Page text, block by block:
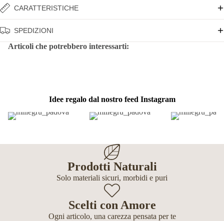
CARATTERISTICHE
SPEDIZIONI
Articoli che potrebbero interessarti:
Idee regalo dal nostro feed Instagram
Prodotti Naturali
Solo materiali sicuri, morbidi e puri
Scelti con Amore
Ogni articolo, una carezza pensata per te